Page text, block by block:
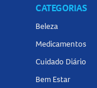
CATEGORIAS
Beleza
Medicamentos
Cuidado Diário
Bem Estar